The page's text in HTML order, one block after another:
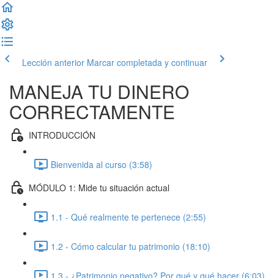
Lección anterior Marcar completada y continuar
MANEJA TU DINERO
CORRECTAMENTE
INTRODUCCIÓN
Bienvenida al curso (3:58)
MÓDULO 1: Mide tu situación actual
1.1 - Qué realmente te pertenece (2:55)
1.2 - Cómo calcular tu patrimonio (18:10)
1.3 - ¿Patrimonio negativo? Por qué y qué hacer (6:03)